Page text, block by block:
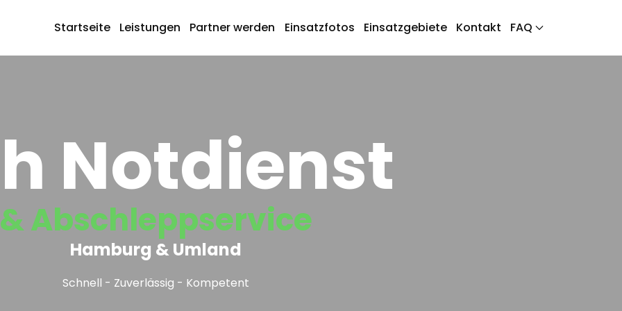
Startseite Leistungen Partner werden Einsatzfotos Einsatzgebiete Kontakt FAQ
Notdienst
Abschleppservice
Hamburg & Umland
Schnell - Zuverlässig - Kompetent